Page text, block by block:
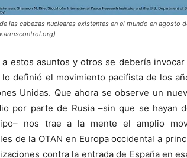
las cabezas nucleares existentes en el mundo en agosto
a estos asuntos y otros se debería
lo definió el movimiento pacifista de los
Unidas. Que ahora se observe un
por parte de Rusia –sin que se hayan
nos trae a la mente el amplio
de la OTAN en Europa occidental a
contra la entrada de España en